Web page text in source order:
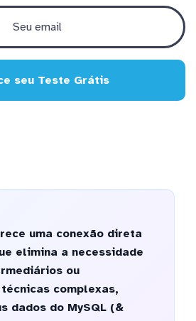
seu Teste Grátis
uma conexão direta
elimina a necessidade
ou
complexas,
dados do MySQL (&